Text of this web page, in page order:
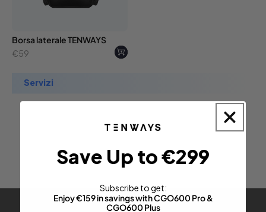
Borsa laterale TENWAYS
Prezzo
listino
€59
Servizi
Save Up to €299
Subscribe to get:
Enjoy €159 in savings with CGO600 Pro &
CGO600 Plus